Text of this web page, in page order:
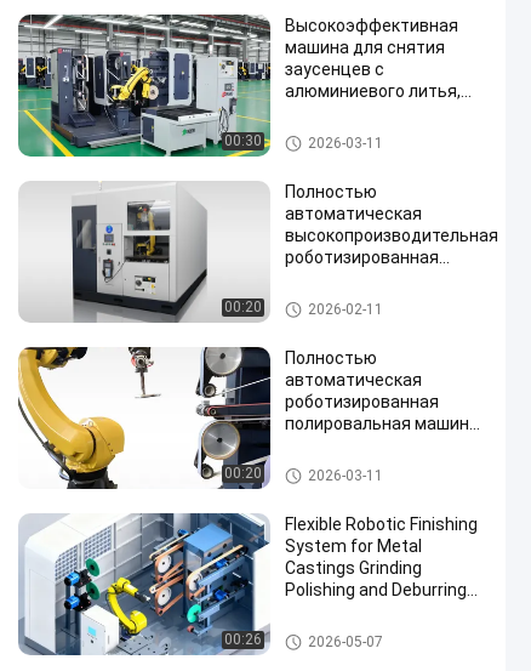
00:30
Высокоэффективная
машина для снятия
заусенцев с
алюминиевого литья,
роботизированная
система полировки
компонентов с
контролем силы
Автоматическая меля полир
уя машина
2026-03-11
00:20
Полностью
автоматическая
высокопроизводительная
роботизированная
для отделки
металлической
несколькими формами
Машина КНК полируя
2026-02-11
00:20
Полностью
автоматическая
роботизированная
полировальная машина
зеркальной полировки
металлических
Робот дебурринг шлифовка и
полировка машина
2026-03-11
00:26
Flexible Robotic Finishing
System for Metal
Castings Grinding
Polishing and Deburring
Машины для шлифования и
полировки
2026-05-07